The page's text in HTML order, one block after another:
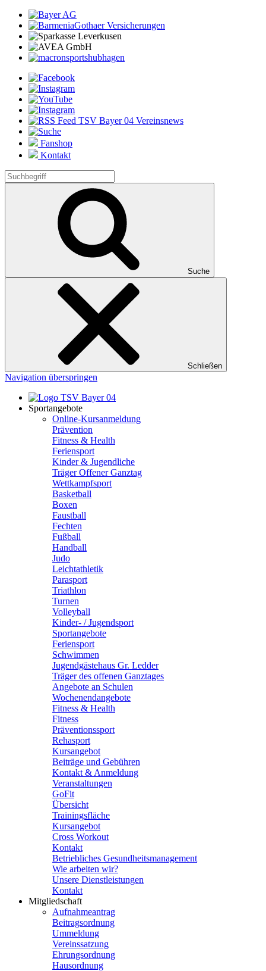
Fanshop
Kontakt
Suche
Schließen
Navigation überspringen
Sportangebote
Online-Kursanmeldung
Prävention
Fitness & Health
Feriensport
Kinder & Jugendliche
Träger Offener Ganztag
Wettkampfsport
Basketball
Boxen
Faustball
Fechten
Fußball
Handball
Judo
Leichtathletik
Parasport
Triathlon
Turnen
Volleyball
Kinder- / Jugendsport
Sportangebote
Feriensport
Schwimmen
Jugendgästehaus Gr. Ledder
Träger des offenen Ganztages
Angebote an Schulen
Wochenendangebote
Fitness & Health
Fitness
Präventionssport
Rehasport
Kursangebot
Beiträge und Gebühren
Kontakt & Anmeldung
Veranstaltungen
GoFit
Übersicht
Trainingsfläche
Kursangebot
Cross Workout
Kontakt
Betriebliches Gesundheitsmanagement
Wie arbeiten wir?
Unsere Dienstleistungen
Kontakt
Mitgliedschaft
Aufnahmeantrag
Beitragsordnung
Ummeldung
Vereinssatzung
Ehrungsordnung
Hausordnung